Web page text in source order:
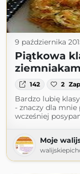
9 października
Piątkowa
142 2
Bardzo lubię
- znaczy dla mnie
wcześniej
Moje